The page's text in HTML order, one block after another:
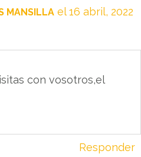
MANSILLA el 16 abril, 2022
con vosotros,el
Responder